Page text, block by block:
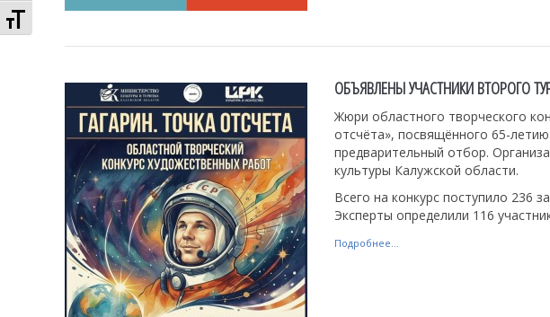
Увеличенный шрифт
ОБЪЯВЛЕНЫ УЧАСТНИКИ ВТОРОГО
Жюри областного творческого
отсчёта», посвящённого 65-
предварительный отбор.
культуры Калужской области.
Всего на конкурс поступило 236
Эксперты определили 116
Подробнее...